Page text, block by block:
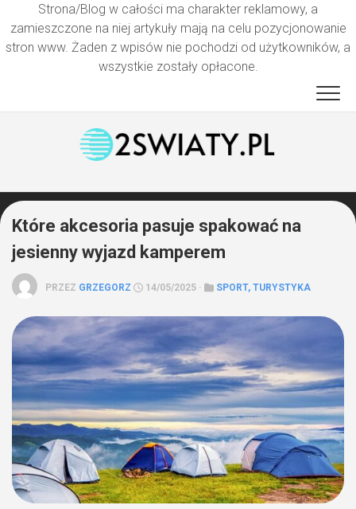
Strona/Blog w całości ma charakter reklamowy, a
zamieszczone na niej artykuły mają na celu pozycjonowanie
stron www. Żaden z wpisów nie pochodzi od użytkowników, a
wszystkie zostały opłacone.
Które akcesoria pasuje spakować na
jesienny wyjazd kamperem
PRZEZ GRZEGORZ 14/05/2025 · SPORT, TURYSTYKA